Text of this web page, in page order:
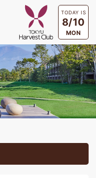
TODAY IS
8/10
MON